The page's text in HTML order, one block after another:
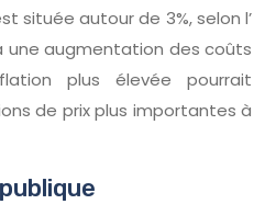
située autour de 3%, selon l’
une augmentation des coûts
plus élevée pourrait
de prix plus importantes à